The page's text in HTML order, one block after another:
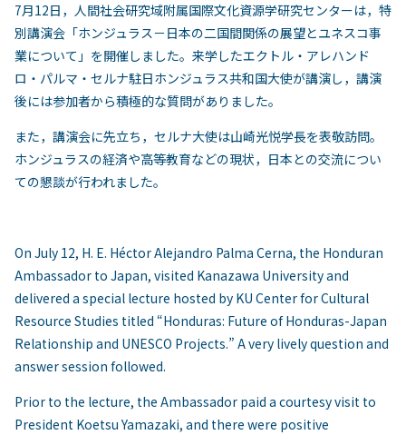
7月12日，人間社会研究域附属国際文化資源学研究センターは，特
別講演会「ホンジュラス－日本の二国間関係の展望とユネスコ事
業について」を開催しました。来学したエクトル・アレハンド
ロ・パルマ・セルナ駐日ホンジュラス共和国大使が講演し，講演
後には参加者から積極的な質問がありました。
また，講演会に先立ち，セルナ大使は山崎光悦学長を表敬訪問。
ホンジュラスの経済や高等教育などの現状，日本との交流につい
ての懇談が行われました。
On July 12, H. E. Héctor Alejandro Palma Cerna, the Honduran
Ambassador to Japan, visited Kanazawa University and
delivered a special lecture hosted by KU Center for Cultural
Resource Studies titled “Honduras: Future of Honduras-Japan
Relationship and UNESCO Projects.” A very lively question and
answer session followed.
Prior to the lecture, the Ambassador paid a courtesy visit to
President Koetsu Yamazaki, and there were positive